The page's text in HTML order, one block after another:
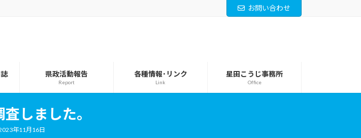
お問い合わせ
県政活動報告
Report
各種情報･リンク
Link
星田こうじ事務所
Office
しました。
年11月16日